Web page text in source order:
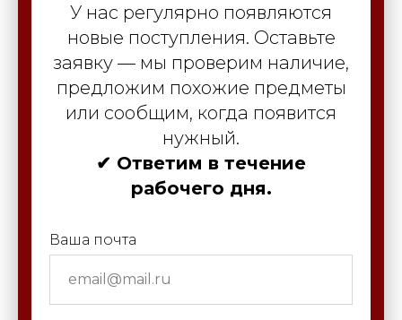
У нас регулярно появляются
новые поступления. Оставьте
заявку — мы проверим наличие,
предложим похожие предметы
или сообщим, когда появится
нужный.
✔ Ответим в течение
рабочего дня.
Ваша почта